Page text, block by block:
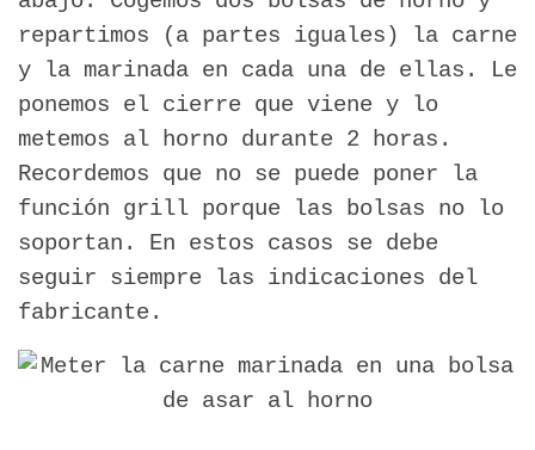
repartimos (a partes iguales) la carne
y la marinada en cada una de ellas. Le
ponemos el cierre que viene y lo
metemos al horno durante 2 horas.
Recordemos que no se puede poner la
función grill porque las bolsas no lo
soportan. En estos casos se debe
seguir siempre las indicaciones del
fabricante.